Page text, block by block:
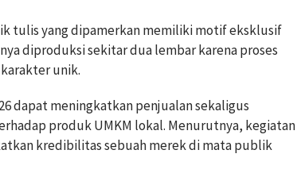
tulis yang dipamerkan memiliki motif eksklusif
diproduksi sekitar dua lembar karena proses
unik.
dapat meningkatkan penjualan sekaligus
produk UMKM lokal. Menurutnya, kegiatan
kredibilitas sebuah merek di mata publik